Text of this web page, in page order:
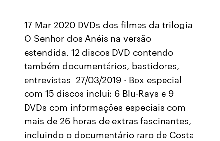
17 Mar 2020 DVDs dos filmes da trilogia
O Senhor dos Anéis na versão
estendida, 12 discos DVD contendo
também documentários, bastidores,
entrevistas 27/03/2019 · Box especial
com 15 discos inclui: 6 Blu-Rays e 9
DVDs com informações especiais com
mais de 26 horas de extras fascinantes,
incluindo o documentário raro de Costa